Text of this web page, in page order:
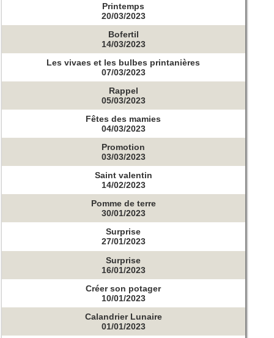
Printemps
20/03/2023
Bofertil
14/03/2023
Les vivaes et les bulbes printanières
07/03/2023
Rappel
05/03/2023
Fêtes des mamies
04/03/2023
Promotion
03/03/2023
Saint valentin
14/02/2023
Pomme de terre
30/01/2023
Surprise
27/01/2023
Surprise
16/01/2023
Créer son potager
10/01/2023
Calandrier Lunaire
01/01/2023